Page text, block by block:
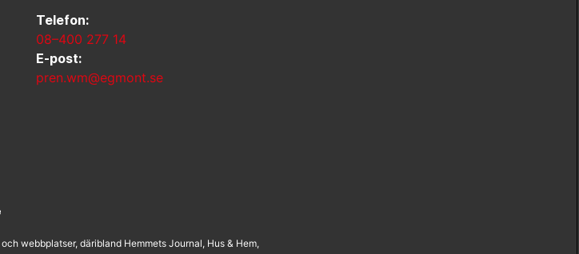
Telefon:
08–400 277 14
E-post:
pren.wm@egmont.se
webbplatser, däribland Hemmets Journal, Hus & Hem,